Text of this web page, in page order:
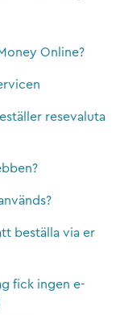
Online?
resevaluta
beställa via er
fick ingen e-